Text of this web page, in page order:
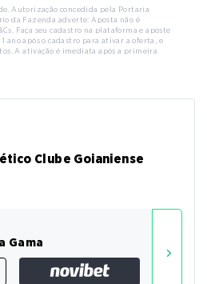
Autorização concedida pela Portaria
da Fazenda adverte: Aposta não é
Faça seu cadastro na plataforma e aposte
ano após o cadastro para ativar a oferta, e
A ativação é imediata após a primeira
Clube Goianiense
Gama